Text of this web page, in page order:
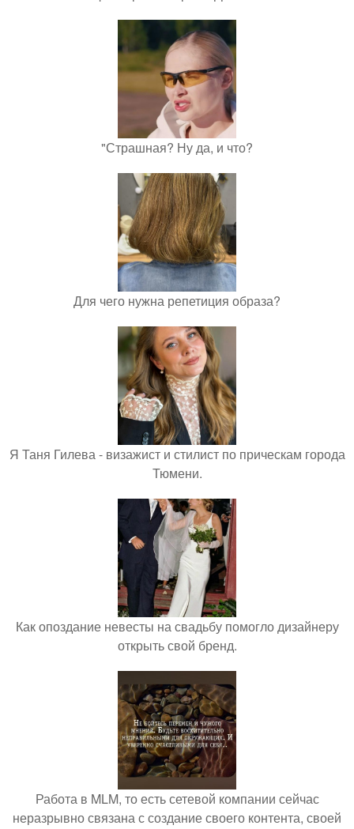
"Страшная? Ну да, и что?
Для чего нужна репетиция образа?
Я Таня Гилева - визажист и стилист по прическам города
Тюмени.
Как опоздание невесты на свадьбу помогло дизайнеру
открыть свой бренд.
Работа в MLM, то есть сетевой компании сейчас
неразрывно связана с создание своего контента, своей